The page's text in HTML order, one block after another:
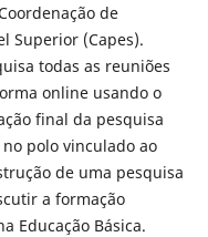
de
Superior (Capes).
todas as reuniões
online usando o
final da pesquisa
polo vinculado ao
de uma pesquisa
a formação
Educação Básica.